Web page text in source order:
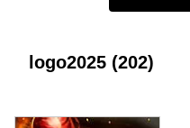
logo2025 (202)